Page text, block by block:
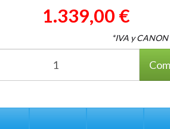
1.339,00 €
*IVA y